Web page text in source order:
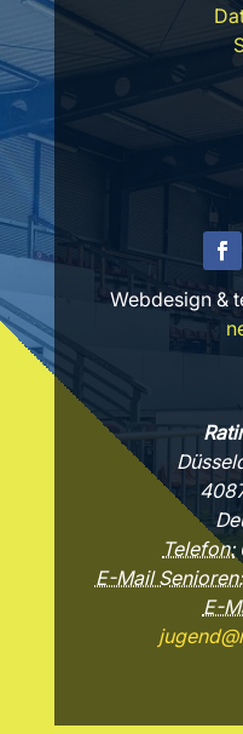
Webdesign &
Telefon:
E-Mail Senioren:
E-